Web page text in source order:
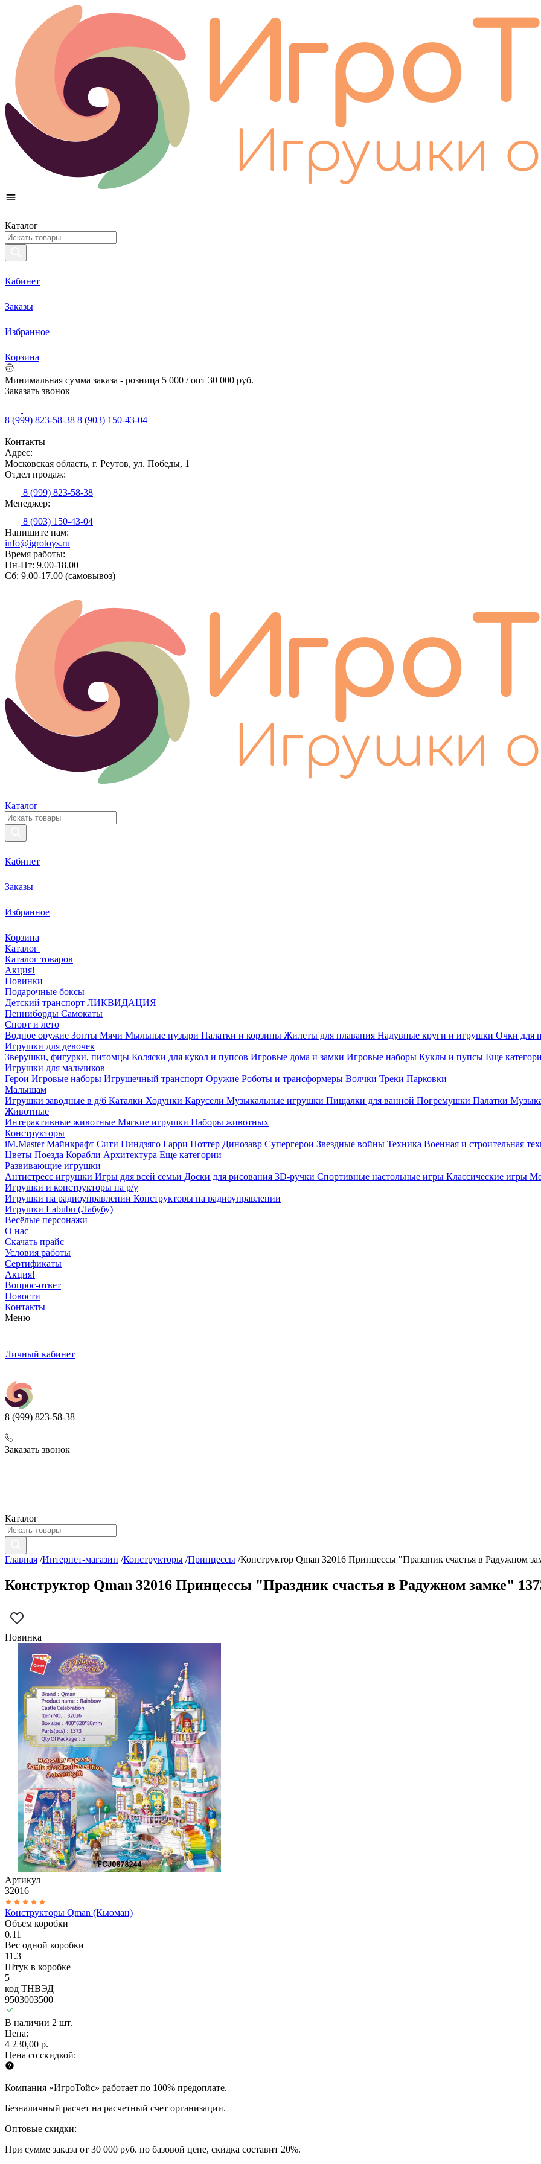
Каталог
Кабинет
Заказы
Избранное
Корзина
Минимальная сумма заказа - розница 5 000 / опт 30 000 руб.
Заказать звонок
8 (999) 823-58-38 8 (903) 150-43-04
Контакты
Адрес:
Московская область, г. Реутов, ул. Победы, 1
Отдел продаж:
8 (999) 823-58-38
Менеджер:
8 (903) 150-43-04
Напишите нам:
info@igrotoys.ru
Время работы:
Пн-Пт: 9.00-18.00
Сб: 9.00-17.00 (самовывоз)
Каталог
Кабинет
Заказы
Избранное
Корзина
Каталог
Каталог товаров
Акция!
Новинки
Подарочные боксы
Детский транспорт ЛИКВИДАЦИЯ
Пенниборды Самокаты
Спорт и лето
Водное оружие Зонты Мячи Мыльные пузыри Палатки и корзины Жилеты для плавания Надувные круги и игрушки Очки для
Игрушки для девочек
Зверушки, фигурки, питомцы Коляски для кукол и пупсов Игровые дома и замки Игровые наборы Куклы и пупсы Еще
Игрушки для мальчиков
Герои Игровые наборы Игрушечный транспорт Оружие Роботы и трансформеры Волчки Треки Парковки
Малышам
Игрушки заводные в д/б Каталки Ходунки Карусели Музыкальные игрушки Пищалки для ванной Погремушки Палатки
Животные
Интерактивные животные Мягкие игрушки Наборы животных
Конструкторы
iM.Master Майнкрафт Сити Ниндзяго Гарри Поттер Динозавр Супергерои Звездные войны Техника Военная и строительная
Цветы Поезда Корабли Архитектура Еще категории
Развивающие игрушки
Антистресс игрушки Игры для всей семьи Доски для рисования 3D-ручки Спортивные настольные игры Классические игры
Игрушки и конструкторы на р/у
Игрушки на радиоуправлении Конструкторы на радиоуправлении
Игрушки Labubu (Лабубу)
Весёлые персонажи
О нас
Скачать прайс
Условия работы
Сертификаты
Акция!
Вопрос-ответ
Новости
Контакты
Меню
Личный кабинет
8 (999) 823-58-38
Заказать звонок
Каталог
Главная /Интернет-магазин /Конструкторы /Принцессы /Конструктор Qman 32016 Принцессы "Праздник счастья в Радужном
Конструктор Qman 32016 Принцессы "Праздник счастья в Радужном замке"
Новинка
Артикул
32016
Конструкторы Qman (Кьюман)
Объем коробки
0.11
Вес одной коробки
11.3
Штук в коробке
5
код ТНВЭД
9503003500
В наличии 2 шт.
Цена:
4 230,00 р.
Цена со скидкой:
Компания «ИгроТойс» работает по 100% предоплате.
Безналичный расчет на расчетный счет организации.
Оптовые скидки:
При сумме заказа от 30 000 руб. по базовой цене, скидка составит 20%.